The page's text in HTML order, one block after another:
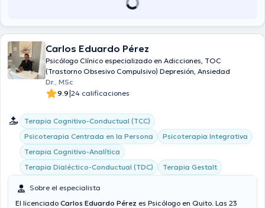
Carlos Eduardo Pérez
Psicólogo Clínico especializado en Adicciones, TOC
(Trastorno Obsesivo Compulsivo) Depresión, Ansiedad
Dr., MSc
9.9|24 calificaciones
Terapia Cognitivo-Conductual (TCC)
Psicoterapia Centrada en la Persona
Psicoterapia Integrativa
Terapia Cognitivo-Analítica
Terapia Dialéctico-Conductual (TDC)
Terapia Gestalt
Sobre el especialista
El licenciado Carlos Eduardo Pérez es Psicólogo en Quito. Las 23